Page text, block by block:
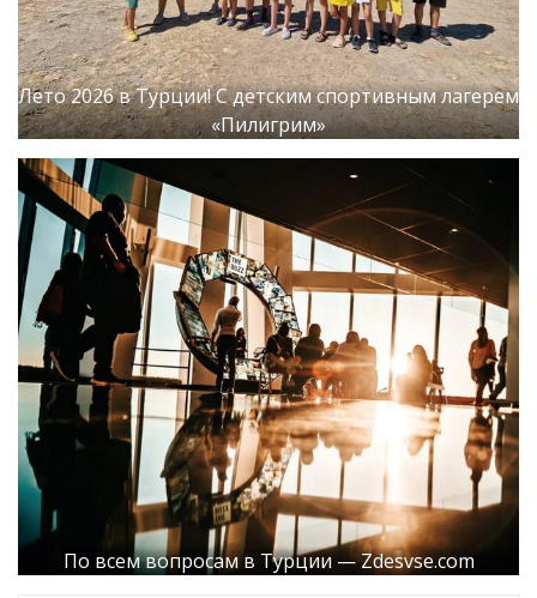
Лето 2026 в Турции! С детским спортивным лагерем
«Пилигрим»
По всем вопросам в Турции — Zdesvse.com